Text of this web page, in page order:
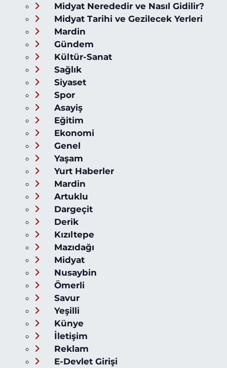
Midyat Nerededir ve Nasıl Gidilir?
Midyat Tarihi ve Gezilecek Yerleri
Mardin
Gündem
Kültür-Sanat
Sağlık
Siyaset
Spor
Asayiş
Eğitim
Ekonomi
Genel
Yaşam
Yurt Haberler
Mardin
Artuklu
Dargeçit
Derik
Kızıltepe
Mazıdağı
Midyat
Nusaybin
Ömerli
Savur
Yeşilli
Künye
İletişim
Reklam
E-Devlet Girişi